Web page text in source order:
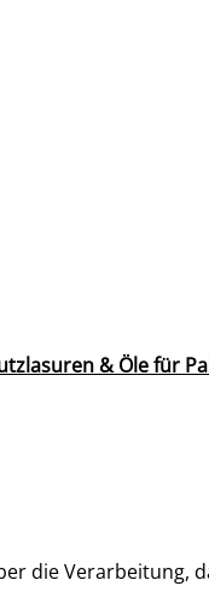
& Öle für
die Verarbeitung,